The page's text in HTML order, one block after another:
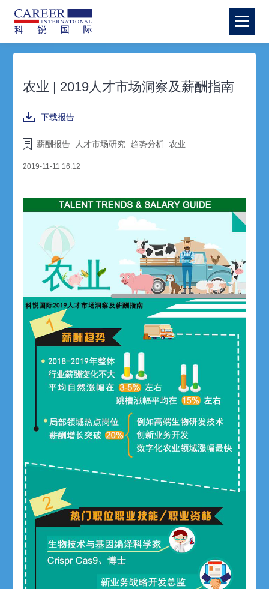
农业 | 2019人才市场洞察及薪酬指南
下载报告
薪酬报告 人才市场研究 趋势分析 农业
2019-11-11 16:12